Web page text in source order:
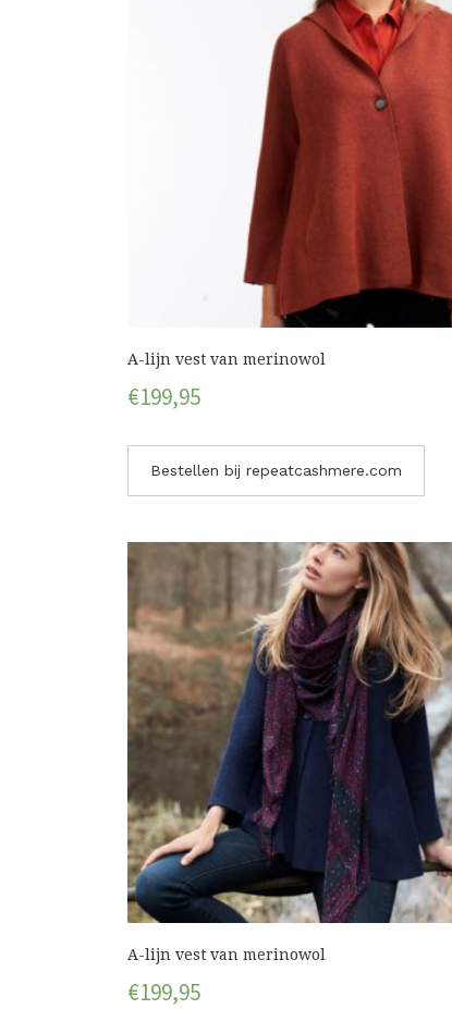
A-lijn vest van merinowol
€199,95
Bestellen bij repeatcashmere.com
A-lijn vest van merinowol
€199,95